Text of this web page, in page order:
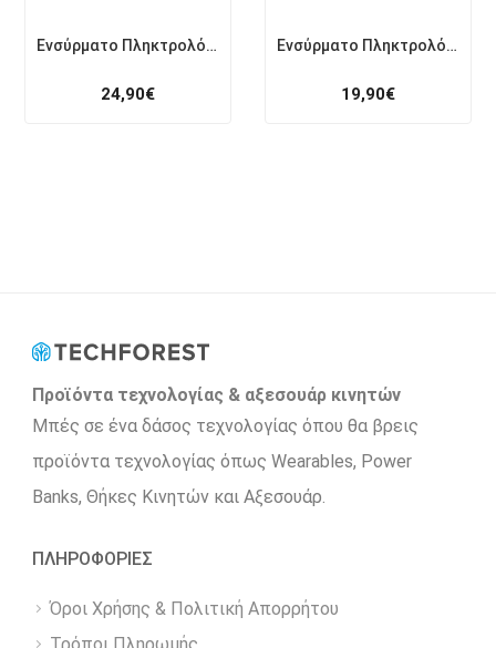
Ενσύρματο Πληκτρολόγιο & Ποντίκι Gaming RGB Zeroground KB-2400GUMS AZAI v3.0
24,90€
Ενσύρματο Πληκτρολόγιο Gaming RGB Zeroground KB-3800G HANZO v3.0
19,90€
Προϊόντα τεχνολογίας & αξεσουάρ κινητών
Μπές σε ένα δάσος τεχνολογίας όπου θα βρεις
προϊόντα τεχνολογίας όπως Wearables, Power
Βanks, Θήκες Κινητών και Αξεσουάρ.
ΠΛΗΡΟΦΟΡΙΕΣ
Όροι Χρήσης & Πολιτική Απορρήτου